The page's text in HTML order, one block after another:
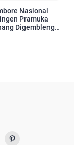
Nasional
Pramuka
Digembleng